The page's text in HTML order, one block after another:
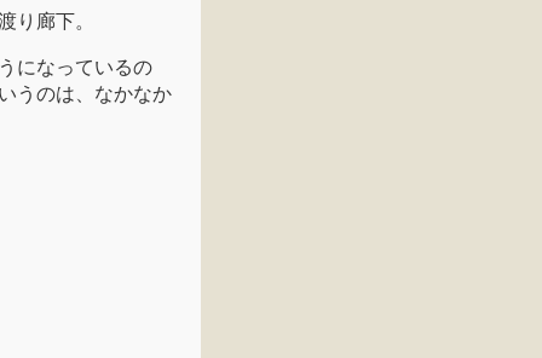
り廊下。
になっているの
うのは、なかなか